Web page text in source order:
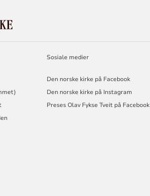
NORSKE
KIRKE
Sosiale medier
Den norske kirke på Facebook
Den norske kirke på Instagram
Preses Olav Fykse Tveit på Facebook